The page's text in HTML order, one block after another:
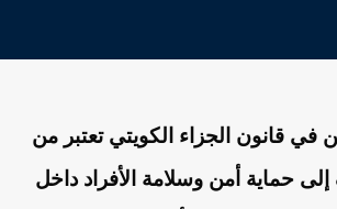
قانون الجزاء الكويتي تعتبر من
إلى حماية أمن وسلامة الأفراد داخل